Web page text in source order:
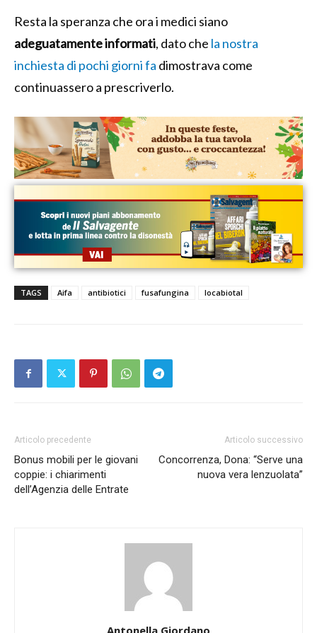
Resta la speranza che ora i medici siano
adeguatamente informati, dato che la nostra
inchiesta di pochi giorni fa dimostrava come
continuassero a prescriverlo.
TAGS Aifa antibiotici fusafungina locabiotal
Articolo precedente
Bonus mobili per le giovani
coppie: i chiarimenti
dell’Agenzia delle Entrate
Articolo successivo
Concorrenza, Dona: “Serve una
nuova vera lenzuolata”